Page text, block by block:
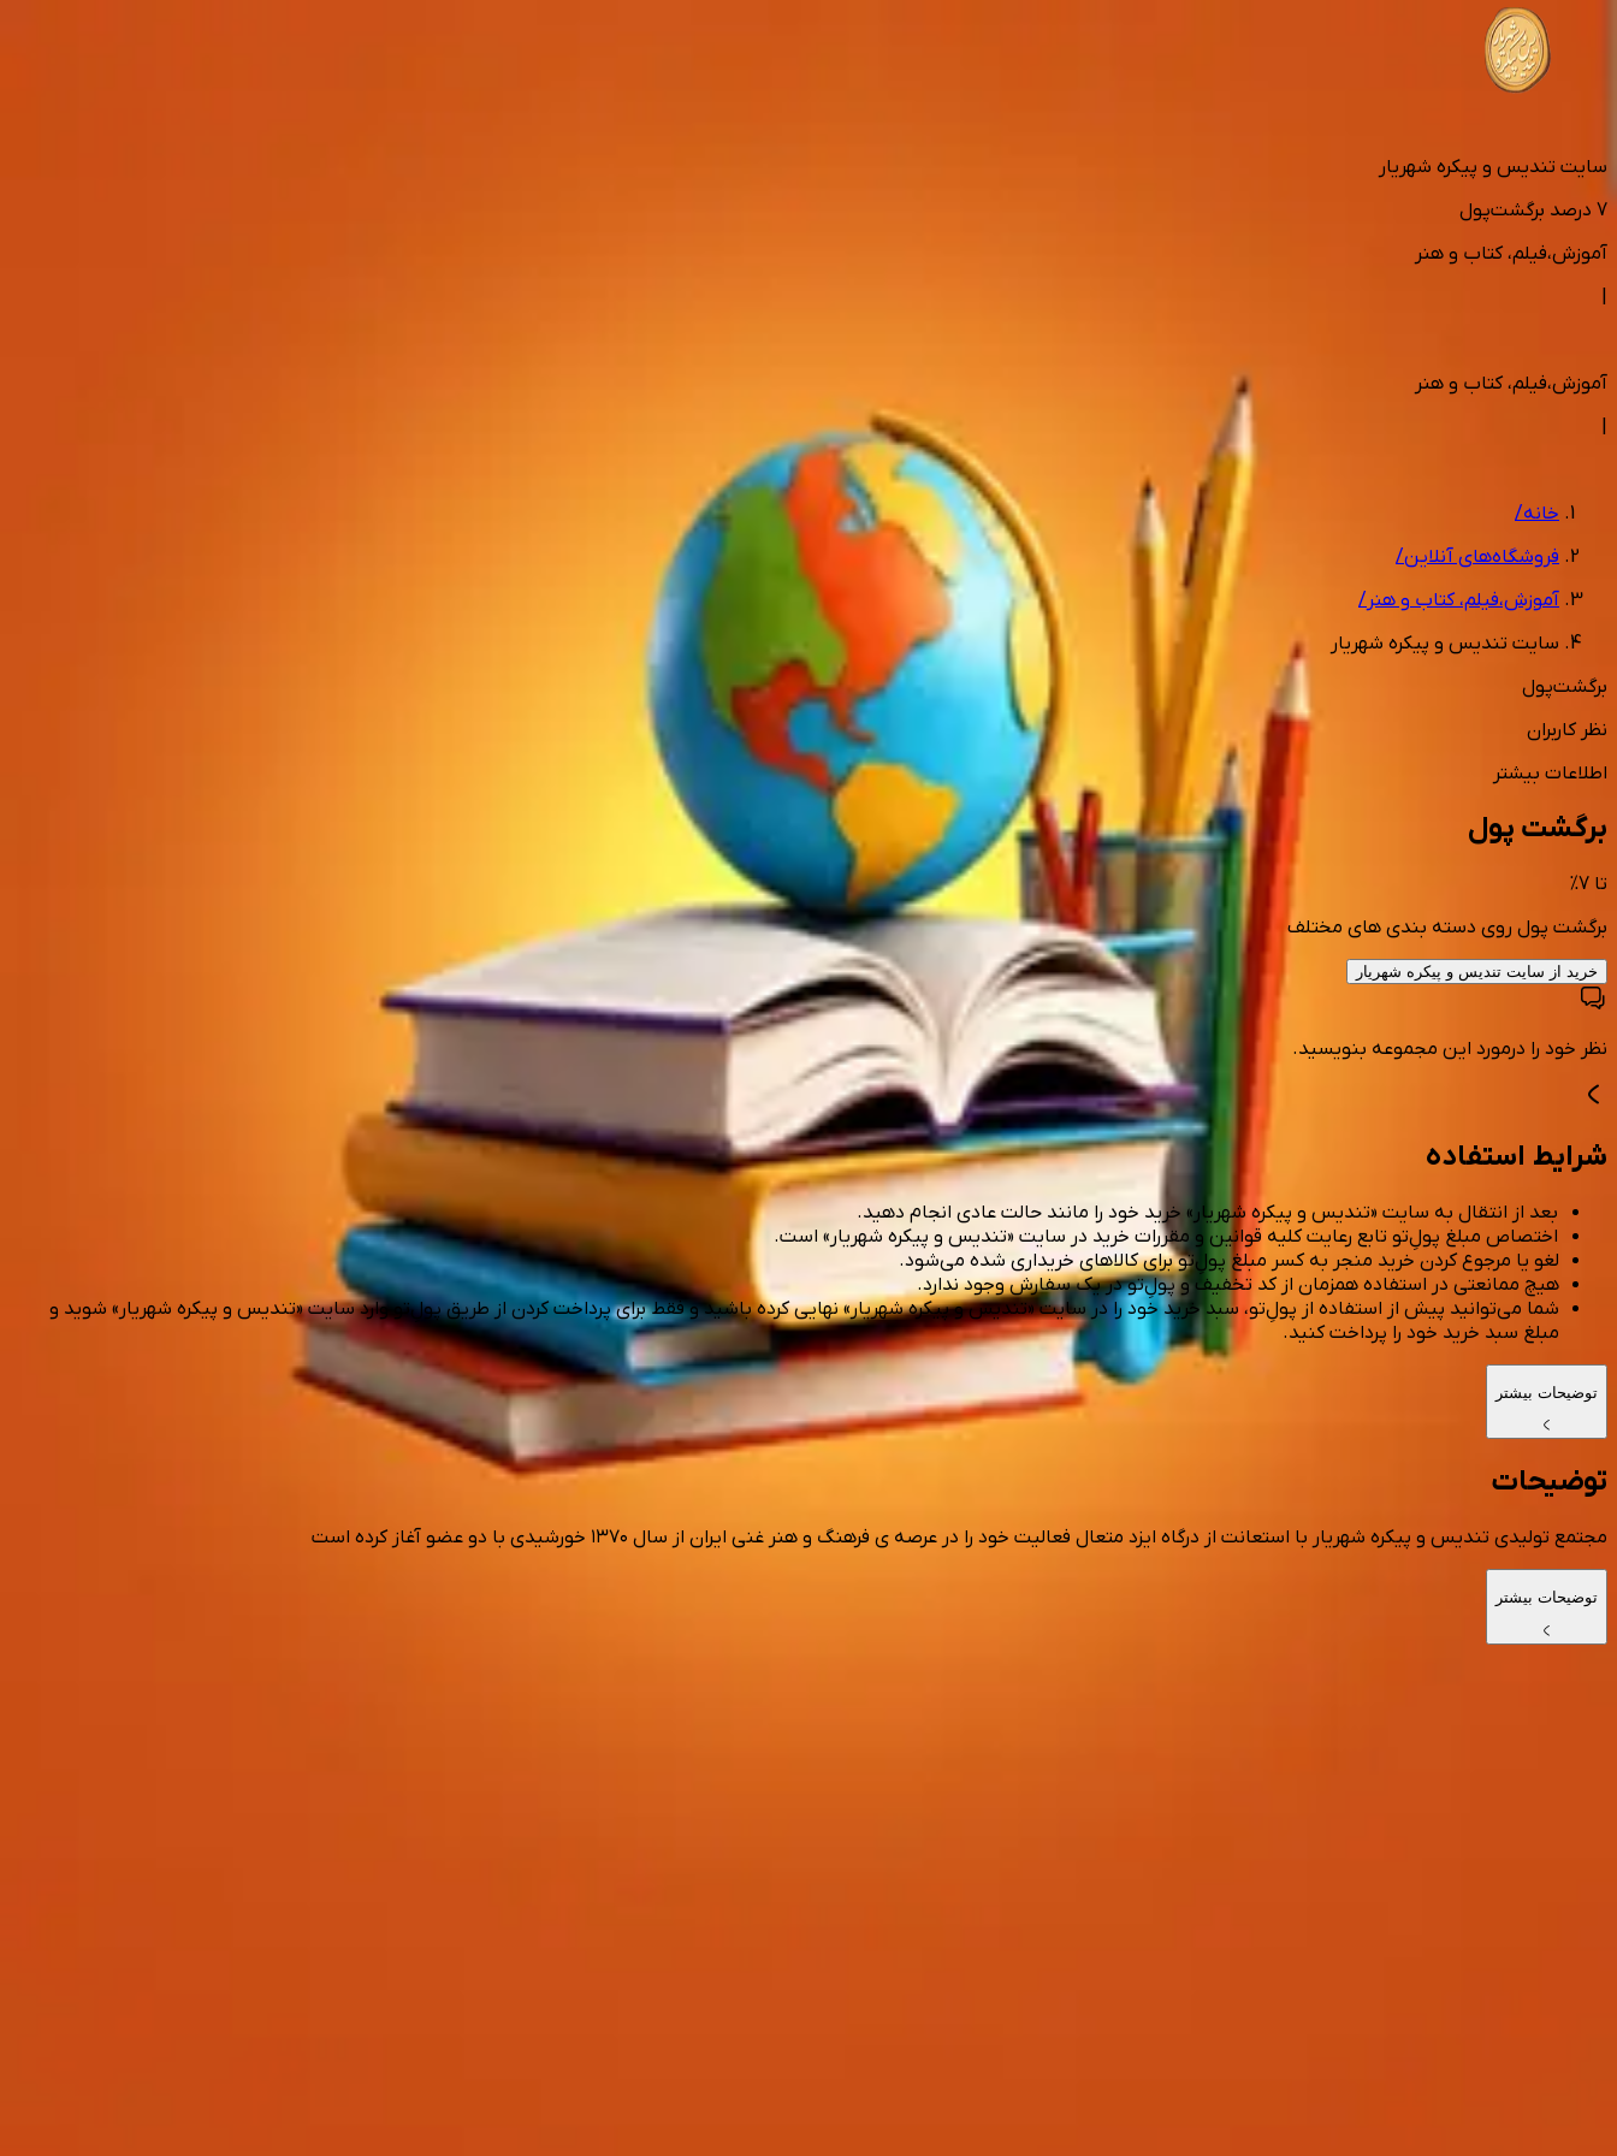
سایت تندیس و پیکره شهریار
7 درصد برگشت‌پول
آموزش،فیلم، کتاب و هنر
آموزش،فیلم، کتاب و هنر
خانه/
فروشگاه‌های آنلاین/
آموزش،فیلم، کتاب و هنر/
سایت تندیس و پیکره شهریار
برگشت‌پول
نظر کاربران
اطلاعات بیشتر
برگشت پول
تا 7
%
برگشت پول روی دسته بندی های مختلف
خرید از سایت تندیس و پیکره شهریار
نظر خود را درمورد این مجموعه بنویسید.
شرایط استفاده
بعد از انتقال به سایت «تندیس و پیکره شهریار» خرید خود را مانند حالت عادی انجام دهید.
اختصاص مبلغ پولِ‌تو تابع رعایت کلیه قوانین و مقررات خرید در سایت «تندیس و پیکره شهریار» است.
لغو یا مرجوع کردن خرید منجر به کسر مبلغ پولِ‌تو برای کالاهای خریداری شده می‌شود.
هیچ ممانعتی در استفاده همزمان از کد تخفیف و پولِ‌تو در یک سفارش وجود ندارد.
شما می‌توانید پیش از استفاده از پولِ‌تو، سبد خرید خود را در سایت «تندیس و پیکره شهریار» نهایی کرده باشید و فقط برای پرداخت کردن از طریق پولِ‌تو وارد سایت «تندیس و پیکره شهریار» شوید و
مبلغ سبد خرید خود را پرداخت کنید.
توضیحات بیشتر
توضیحات
مجتمع تولیدی تندیس و پیکره شهریار با استعانت از درگاه ایزد متعال فعالیت خود را در عرصه ی فرهنگ و هنر غنی ایران از سال ۱۳۷۰ خورشیدی با دو عضو آغاز کرده است
توضیحات بیشتر